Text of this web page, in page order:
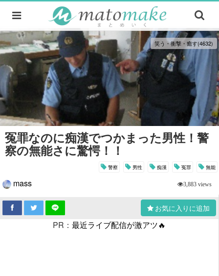
笑う・衝撃・癒す(4632)
冤罪なのに痴漢でつかまった男性！警
察の無能さに驚愕！！
警察 男性 痴漢 冤罪 無能
mass 3,883 views
お気に入りに追加
PR： 最近ライブ配信が激アツ🔥